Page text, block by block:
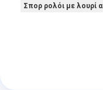
Σπορ ρολόι με λουρί